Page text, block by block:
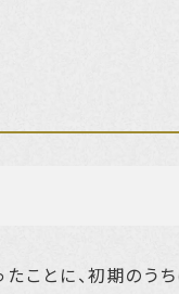
ことに、初期のう